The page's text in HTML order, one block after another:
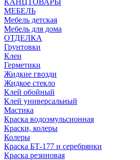
КАНЦТОВАРЫ
МЕБЕЛЬ
Мебель детская
Мебель для дома
ОТДЕЛКА
Грунтовки
Клеи
Герметики
Жидкие гвозди
Жидкое стекло
Клей обойный
Клей универсальный
Мастика
Краска водоэмульсионная
Краски, колеры
Колеры
Краска БТ-177 и серебрянки
Краска резиновая